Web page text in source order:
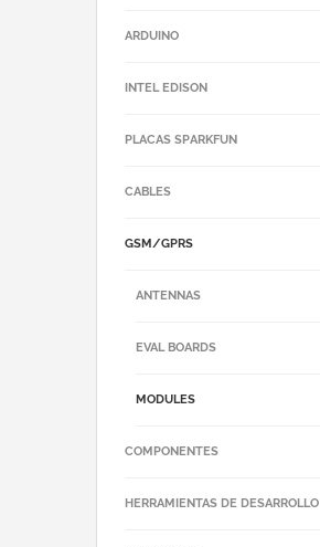
ARDUINO
INTEL EDISON
PLACAS SPARKFUN
CABLES
GSM/GPRS
ANTENNAS
EVAL BOARDS
MODULES
COMPONENTES
HERRAMIENTAS DE DESARROLLO